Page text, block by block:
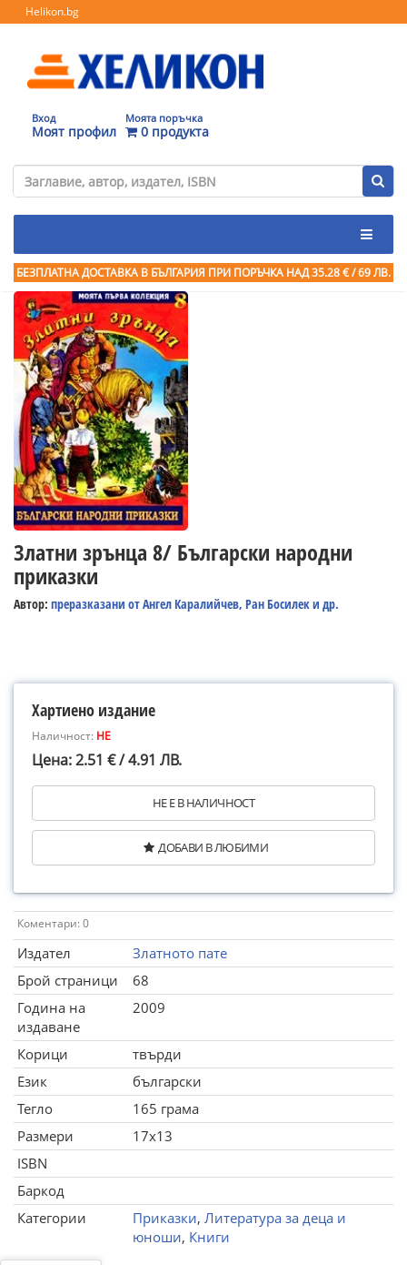
Helikon.bg
Вход
Моят профил
Моята поръчка
0 продукта
БЕЗПЛАТНА ДОСТАВКА В БЪЛГАРИЯ ПРИ ПОРЪЧКА НАД 35.28 € / 69 ЛВ.
Златни зрънца 8/ Български народни
приказки
Автор: преразказани от Ангел Каралийчев, Ран Босилек и др.
Хартиено издание
Наличност: НЕ
Цена: 2.51 € / 4.91 ЛВ.
НЕ Е В НАЛИЧНОСТ
ДОБАВИ В ЛЮБИМИ
Коментари: 0
Издател
Златното пате
Брой страници
68
Година на
издаване
2009
Корици
твърди
Език
български
Тегло
165 грама
Размери
17x13
ISBN
Баркод
Категории
Приказки, Литература за деца и
юноши, Книги